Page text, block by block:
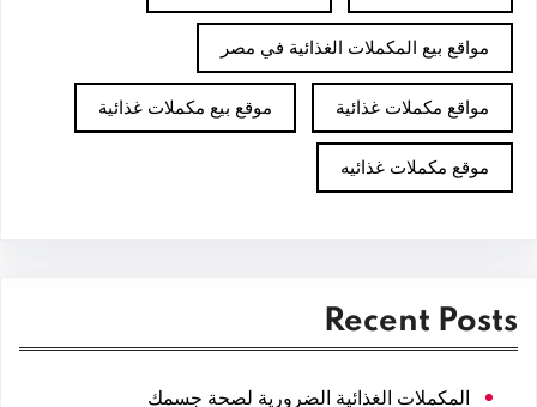
مواقع بيع المكملات الغذائية في مصر
مواقع مكملات غذائية موقع بيع مكملات غذائية
موقع مكملات غذائيه
Recent Posts
المكملات الغذائية الضرورية لصحة جسمك